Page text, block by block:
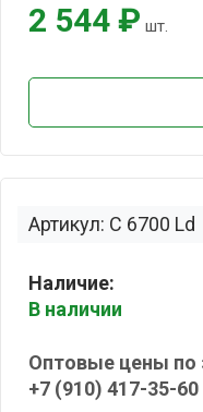
Артикул: C 6700 Ld
Наличие:
В наличии
Оптовые цены по
+7 (910) 417-35-60
2 544 ₽ шт.